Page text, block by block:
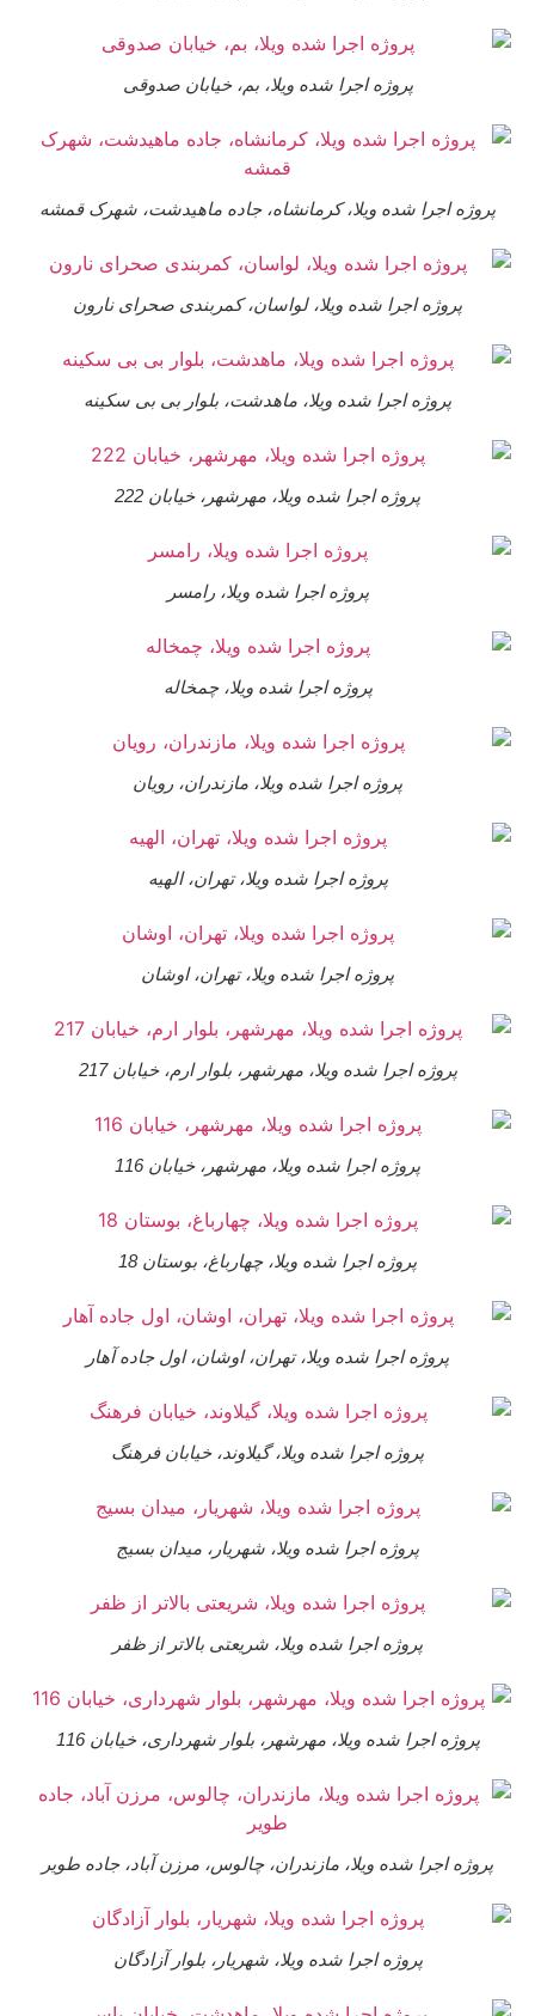
پروژه اجرا شده ویلا، بم، خیابان صدوقی
اجرا شده ویلا، کرمانشاه، جاده ماهیدشت، شهرک قمشه
پروژه اجرا شده ویلا، لواسان، کمربندی صحرای نارون
پروژه اجرا شده ویلا، ماهدشت، بلوار بی بی سکینه
پروژه اجرا شده ویلا، مهرشهر، خیابان 222
پروژه اجرا شده ویلا، رامسر
پروژه اجرا شده ویلا، چمخاله
پروژه اجرا شده ویلا، مازندران، رویان
پروژه اجرا شده ویلا، تهران، الهیه
پروژه اجرا شده ویلا، تهران، اوشان
پروژه اجرا شده ویلا، مهرشهر، بلوار ارم، خیابان 217
پروژه اجرا شده ویلا، مهرشهر، خیابان 116
پروژه اجرا شده ویلا، چهارباغ، بوستان 18
پروژه اجرا شده ویلا، تهران، اوشان، اول جاده آهار
پروژه اجرا شده ویلا، گیلاوند، خیابان فرهنگ
پروژه اجرا شده ویلا، شهریار، میدان بسیج
پروژه اجرا شده ویلا، شریعتی بالاتر از ظفر
پروژه اجرا شده ویلا، مهرشهر، بلوار شهرداری، خیابان 116
اجرا شده ویلا، مازندران، چالوس، مرزن آباد، جاده طویر
پروژه اجرا شده ویلا، شهریار، بلوار آزادگان